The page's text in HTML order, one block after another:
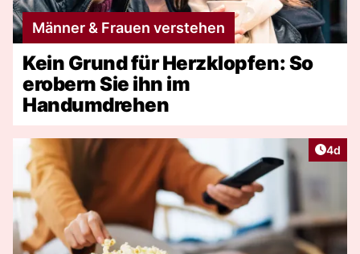
Männer & Frauen verstehen
Kein Grund für Herzklopfen: So
erobern Sie ihn im
Handumdrehen
4d